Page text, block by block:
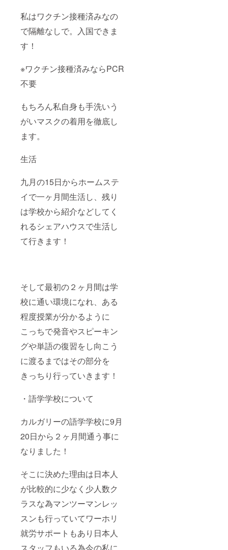
私はワクチン接種済みなの
で隔離なしで。入国できま
す！
※ワクチン接種済みならPCR
不要
もちろん私自身も手洗いう
がいマスクの着用を徹底し
ます。
生活
九月の15日からホームステ
イで一ヶ月間生活し、残り
は学校から紹介などしてく
れるシェアハウスで生活し
て行きます！
そして最初の２ヶ月間は学
校に通い環境になれ、ある
程度授業が分かるように
こっちで発音やスピーキン
グや単語の復習をし向こう
に渡るまではその部分を
きっちり行っていきます！
・語学学校について
カルガリーの語学学校に9月
20日から２ヶ月間通う事に
なりました！
そこに決めた理由は日本人
が比較的に少なく少人数ク
ラスな為マンツーマンレッ
スンも行っていてワーホリ
就労サポートもあり日本人